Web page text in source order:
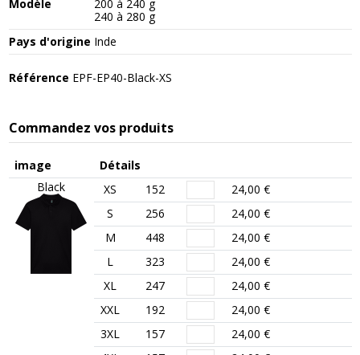
Modèle
200 à 240 g
240 à 280 g
Pays d'origine Inde
Référence EPF-EP40-Black-XS
Commandez vos produits
image
Détails
Black
XS 152
24,00 €
S
256
24,00 €
M
448
24,00 €
L
323
24,00 €
XL
247
24,00 €
XXL
192
24,00 €
3XL
157
24,00 €